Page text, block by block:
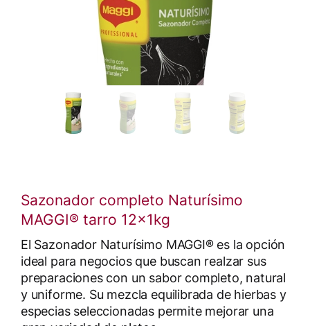
Sazonador completo Naturísimo
MAGGI® tarro 12x1kg
El Sazonador Naturísimo MAGGI® es la opción
ideal para negocios que buscan realzar sus
preparaciones con un sabor completo, natural
y uniforme. Su mezcla equilibrada de hierbas y
especias seleccionadas permite mejorar una